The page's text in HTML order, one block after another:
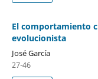
El comportamiento
evolucionista
José García
27-46